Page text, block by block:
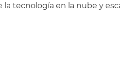
tecnología en la nube y